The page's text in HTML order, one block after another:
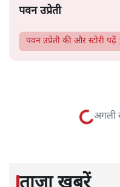
पटबउसी सत्र मंदिर
सत्य हिन्दी ऐपडाउनलोड
पवन उप्रेती